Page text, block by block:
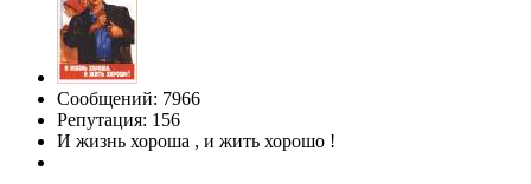
Сообщений: 7966
Репутация: 156
И жизнь хороша , и жить хорошо !